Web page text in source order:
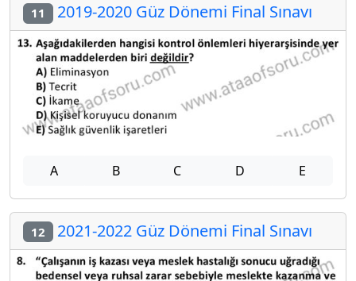
11 2019-2020 Güz Dönemi Final Sınavı
A B C D E
12 2021-2022 Güz Dönemi Final Sınavı